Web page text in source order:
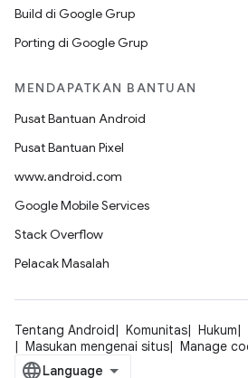
Build di Google Grup
Porting di Google Grup
MENDAPATKAN BANTUAN
Pusat Bantuan Android
Pusat Bantuan Pixel
www.android.com
Google Mobile Services
Stack Overflow
Pelacak Masalah
Tentang Android Komunitas Hukum
Masukan mengenai situs
Manage